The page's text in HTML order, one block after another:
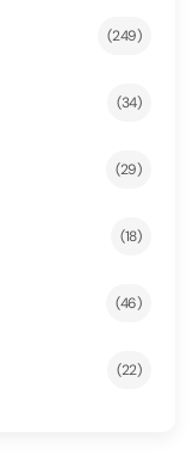
(249)
(34)
(29)
(18)
(46)
(22)